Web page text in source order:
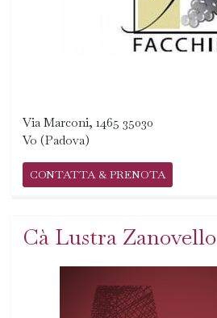
Via Marconi, 1465 35030
Vo (Padova)
CONTATTA & PRENOTA
Cà Lustra Zanovello